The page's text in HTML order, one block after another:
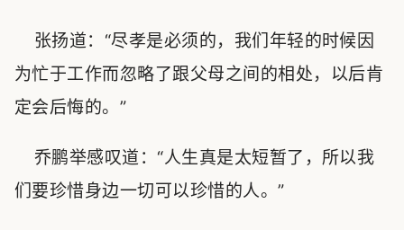
张扬道：“尽孝是必须的，我们年轻的时候因
为忙于工作而忽略了跟父母之间的相处，以后肯
定会后悔的。”
乔鹏举感叹道：“人生真是太短暂了，所以我
们要珍惜身边一切可以珍惜的人。”